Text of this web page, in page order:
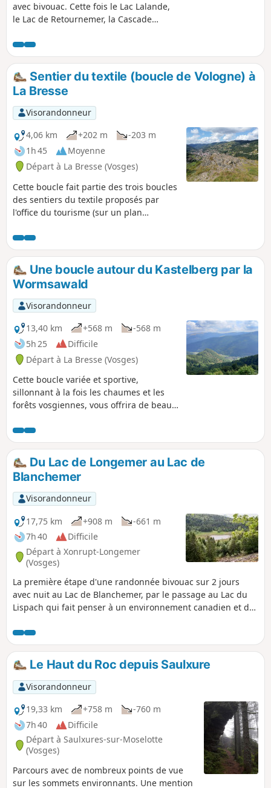
avec bivouac. Cette fois le Lac Lalande,
le Lac de Retournemer, la Cascade
Retournemer seront sur votre parcours
pour vous faire découvrir de
magnifiques couleurs.
Sentier du textile (boucle de Vologne) à
La Bresse
Visorandonneur
4,06 km
+202 m
-203 m
1h 45
Moyenne
Départ à La Bresse (Vosges)
Cette boucle fait partie des trois boucles
des sentiers du textile proposés par
l'office du tourisme (sur un plan
Une boucle autour du Kastelberg par la
Wormsawald
Visorandonneur
13,40 km
+568 m
-568 m
5h 25
Difficile
Départ à La Bresse (Vosges)
Cette boucle variée et sportive,
sillonnant à la fois les chaumes et les
forêts vosgiennes, vous offrira de beaux
d'une part, la Lorraine d'autre part.
Peut-être aurez-vous la chance d'y
observer des chamois. Quelques
passages difficiles peuvent rappeler le
Sentier des Roches. 06/02/2023 :
Randonnée interdite jusqu'à nouvel
ordre sur arrêté municipal, en raison
d'un éboulement de rochers et de
pierres sur le GR®®531.
Du Lac de Longemer au Lac de
Blanchemer
Visorandonneur
17,75 km
+908 m
-661 m
7h 40
Difficile
Départ à Xonrupt-Longemer
(Vosges)
La première étape d'une randonnée bivouac sur 2 jours
avec nuit au Lac de Blanchemer, par le passage au Lac du
Lispach qui fait penser à un environnement canadien et de
pourraient résumer cette première étape.
Le Haut du Roc depuis Saulxure
Visorandonneur
19,33 km
+758 m
-760 m
7h 40
Difficile
Départ à Saulxures-sur-Moselotte
(Vosges)
Parcours avec de nombreux points de vue
sur les sommets environnants. Une mention